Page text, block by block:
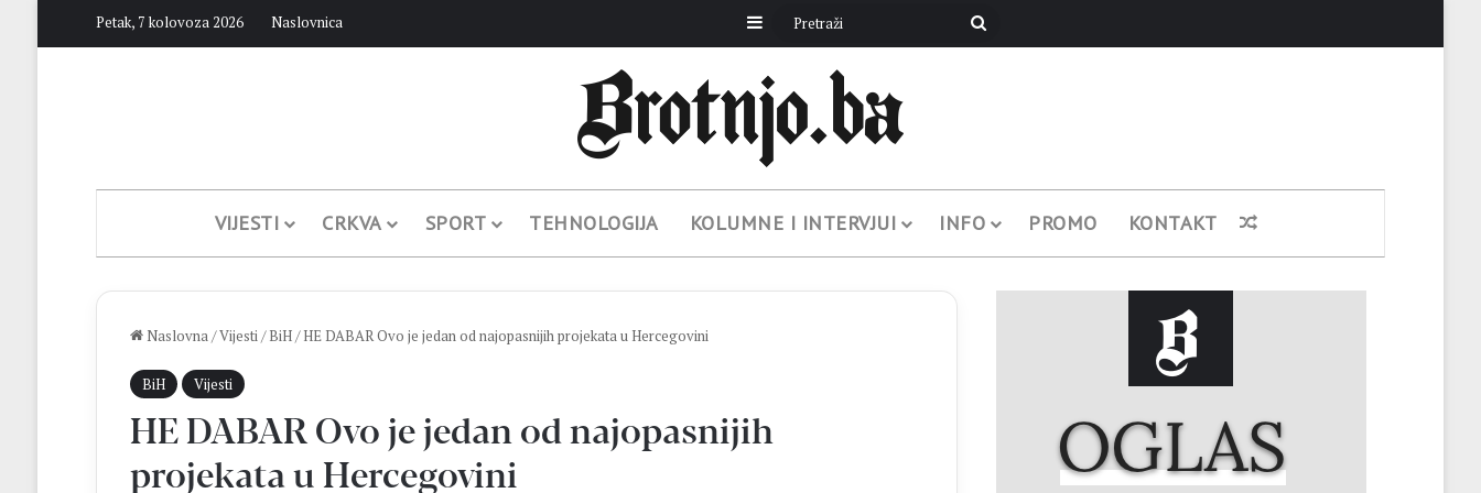
Petak, 7 kolovoza 2026 Naslovnica Sidebar Pretraži
VIJESTI CRKVA SPORT TEHNOLOGIJA KOLUMNE I INTERVJUI INFO PROMO KONTAKT Nasumični članak
Naslovna/Vijesti/ BiH/ HE DABAR Ovo je jedan od najopasnijih projekata u Hercegovini
BiH Vijesti
HE DABAR Ovo je jedan od najopasnijih
projekata u Hercegovini